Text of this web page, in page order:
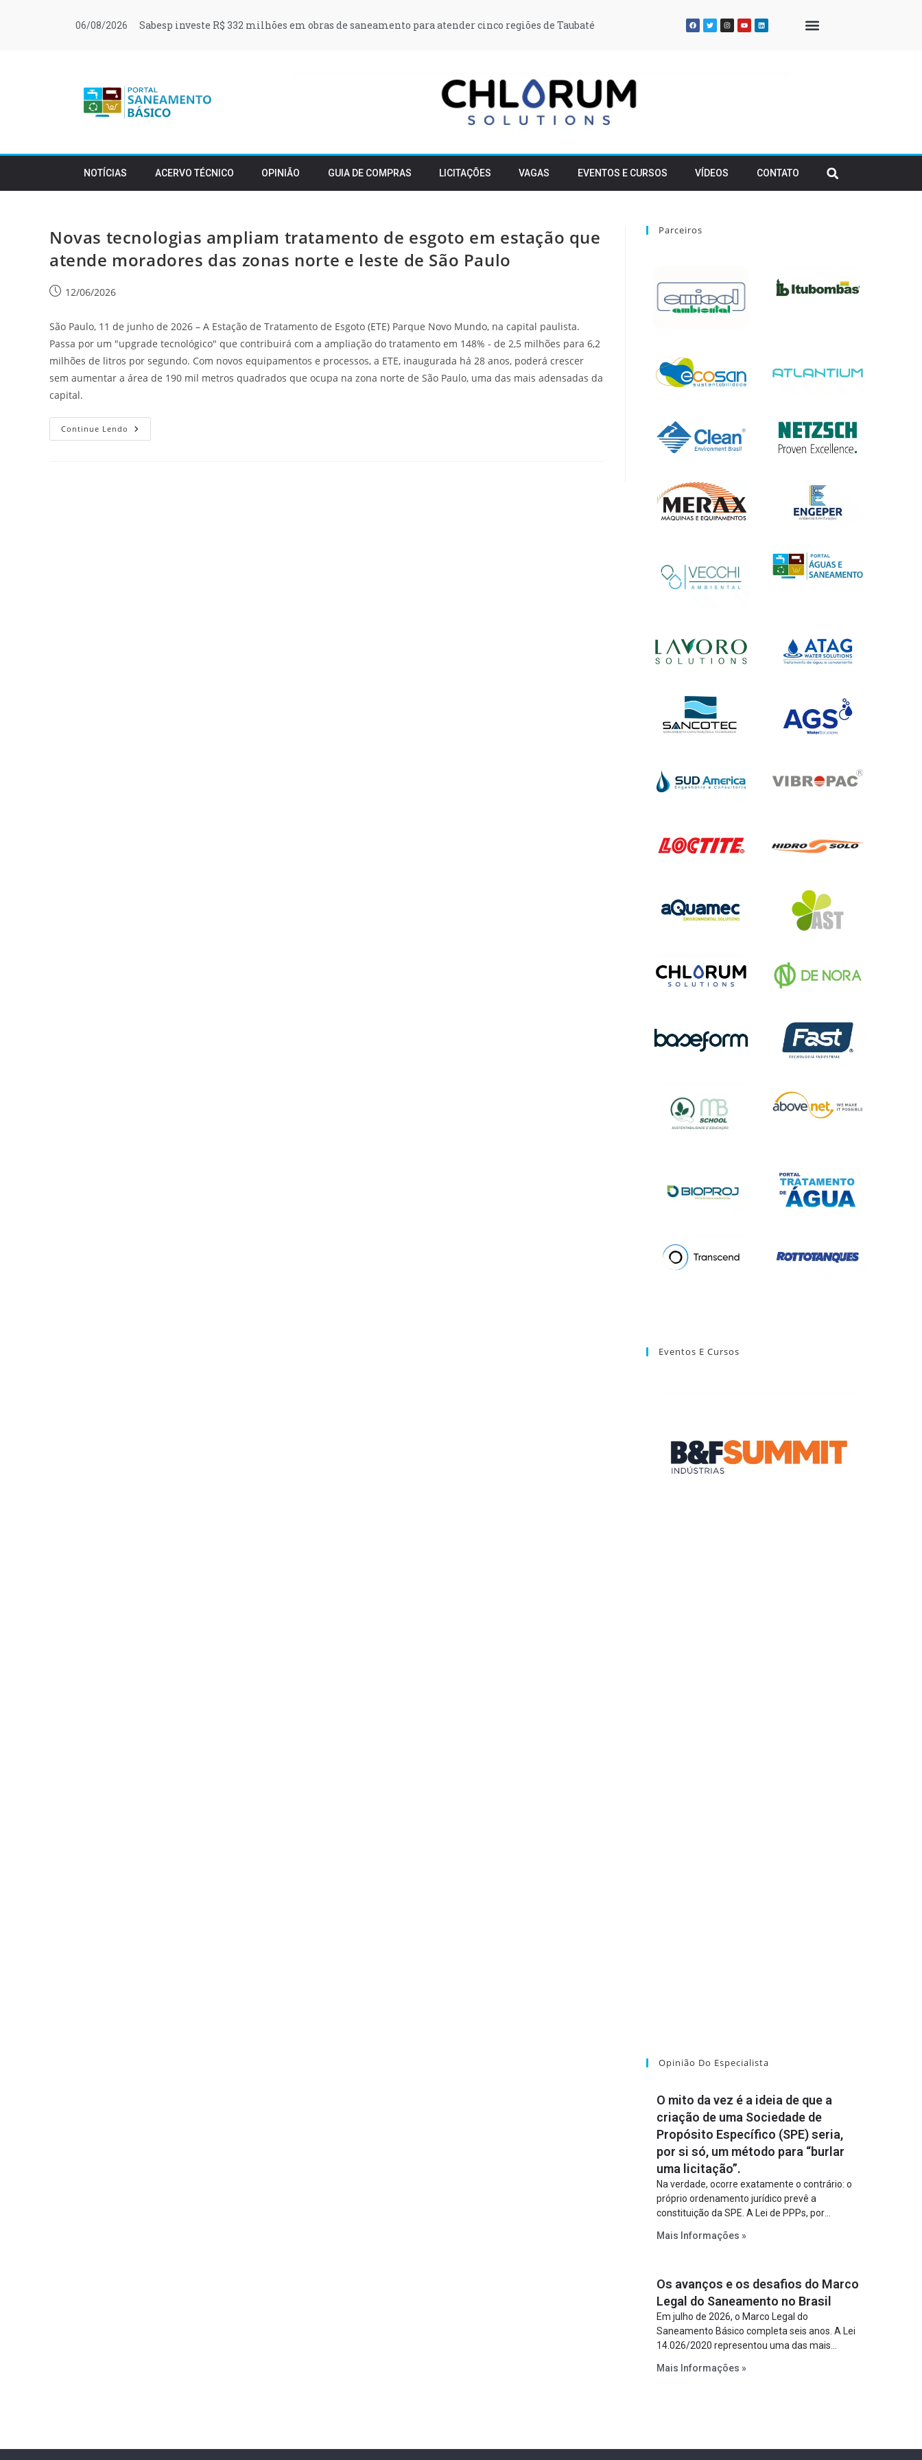
06/08/2026 Sabesp investe R$ 332 milhões em obras de saneamento para atender cinco regiões de Taubaté
NOTÍCIAS ACERVO TÉCNICO OPINIÃO GUIA DE COMPRAS LICITAÇÕES VAGAS EVENTOS E CURSOS VÍDEOS CONTATO
Novas tecnologias ampliam tratamento de esgoto em estação que
atende moradores das zonas norte e leste de São Paulo
12/06/2026
São Paulo, 11 de junho de 2026 – A Estação de Tratamento de Esgoto (ETE) Parque Novo Mundo, na capital paulista.
Passa por um "upgrade tecnológico" que contribuirá com a ampliação do tratamento em 148% - de 2,5 milhões para 6,2
milhões de litros por segundo. Com novos equipamentos e processos, a ETE, inaugurada há 28 anos, poderá crescer
sem aumentar a área de 190 mil metros quadrados que ocupa na zona norte de São Paulo, uma das mais adensadas da
capital.
Continue Lendo
Parceiros
Eventos E Cursos
Opinião Do Especialista
O mito da vez é a ideia de que a
criação de uma Sociedade de
Propósito Específico (SPE) seria,
por si só, um método para “burlar
uma licitação”.
Na verdade, ocorre exatamente o contrário: o
próprio ordenamento jurídico prevê a
constituição da SPE. A Lei de PPPs, por
constitua uma SPE para implantar e gerir o
Lei de Concessões, a figura é facultativa e
sujeita a uma escolha racional de projeto a
projeto.
Mais Informações »
Os avanços e os desafios do Marco
Legal do Saneamento no Brasil
Em julho de 2026, o Marco Legal do
Saneamento Básico completa seis anos. A Lei
14.026/2020 representou uma das mais
estabelecer metas claras para a
mecanismos voltados à segurança jurídica dos
Mais Informações »